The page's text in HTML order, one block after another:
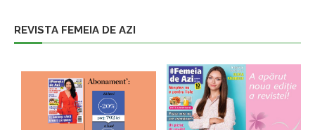
REVISTA FEMEIA DE AZI